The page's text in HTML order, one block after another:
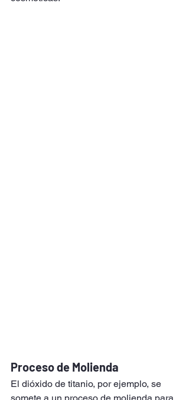
Proceso de Molienda
El dióxido de titanio, por ejemplo, se